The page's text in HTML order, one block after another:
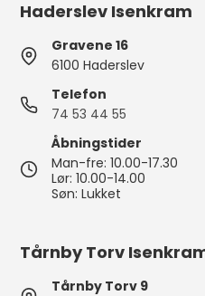
Haderslev Isenkram
Gravene 16
6100 Haderslev
Telefon
74 53 44 55
Åbningstider
Man-fre: 10.00-17.30
Lør: 10.00-14.00
Søn: Lukket
Tårnby Torv
Tårnby Torv 9